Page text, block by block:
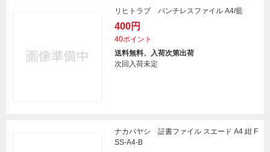
リヒトラブ パンチレスファイル A4/藍
400円
40ポイント
送料無料、入荷次第出荷
次回入荷未定
ナカバヤシ 証書ファイル スエード A4 紺 F
SS-A4-B